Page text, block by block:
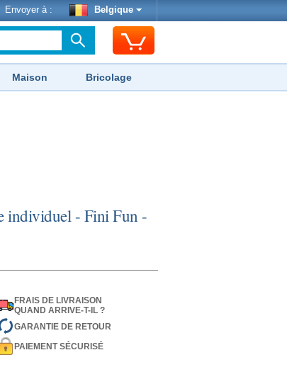
Envoyer à : Belgique
Maison Bricolage
individuel - Fini Fun -
FRAIS DE LIVRAISON
QUAND ARRIVE-T-IL ?
GARANTIE DE RETOUR
PAIEMENT SÉCURISÉ